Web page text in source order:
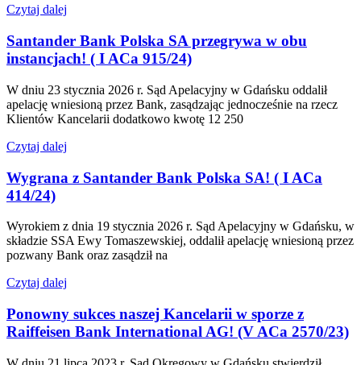
Czytaj dalej
Santander Bank Polska SA przegrywa w obu
instancjach! ( I ACa 915/24)
W dniu 23 stycznia 2026 r. Sąd Apelacyjny w Gdańsku oddalił
apelację wniesioną przez Bank, zasądzając jednocześnie na rzecz
Klientów Kancelarii dodatkowo kwotę 12 250
Czytaj dalej
Wygrana z Santander Bank Polska SA! ( I ACa
414/24)
Wyrokiem z dnia 19 stycznia 2026 r. Sąd Apelacyjny w Gdańsku, w
składzie SSA Ewy Tomaszewskiej, oddalił apelację wniesioną przez
pozwany Bank oraz zasądził na
Czytaj dalej
Ponowny sukces naszej Kancelarii w sporze z
Raiffeisen Bank International AG! (V ACa 2570/23)